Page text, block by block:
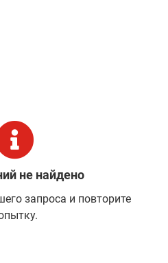
не найдено
запроса и повторите